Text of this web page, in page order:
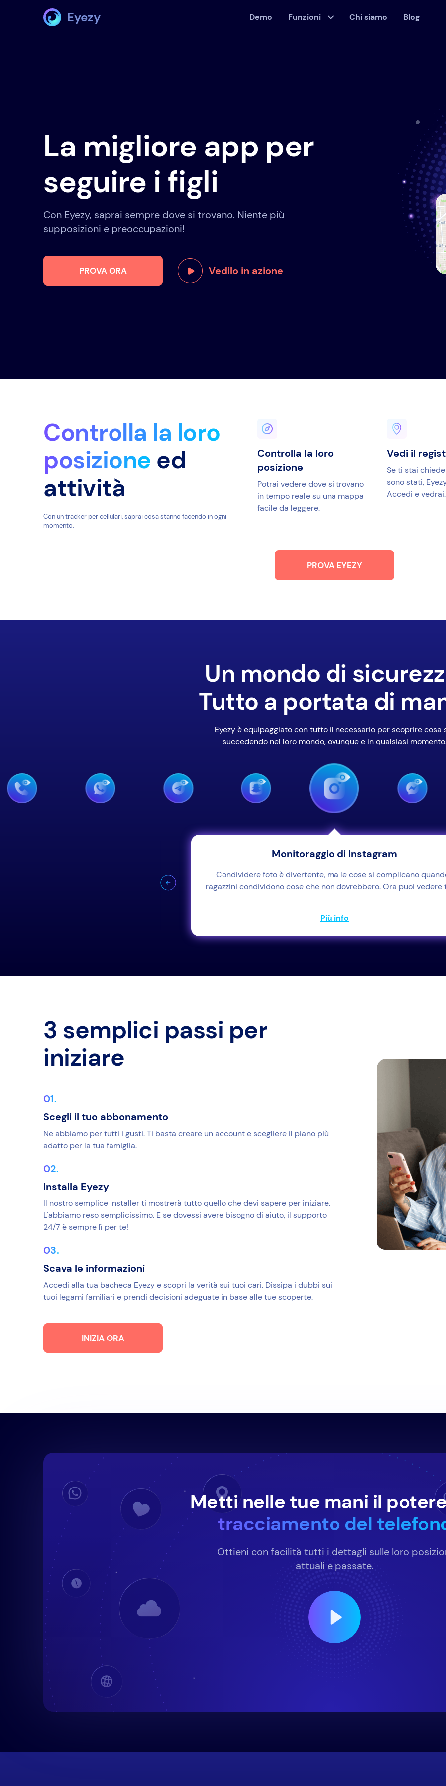
Eyezy Demo Funzioni Chi siamo Blog
La migliore app per
seguire i figli
Con Eyezy, saprai sempre dove si trovano. Niente più
supposizioni e preoccupazioni!
PROVA ORA Vedilo in azione
Controlla la loro
posizione ed
attività
Con un tracker per cellulari, saprai cosa stanno facendo in ogni
momento.
Controlla la loro
posizione
Potrai vedere dove si trovano
in tempo reale su una mappa
facile da leggere.
Vedi il
Se ti stai
sono stati,
Accedi e vedrai.
PROVA EYEZY
Un mondo di
Tutto a portata di
Eyezy è equipaggiato con tutto il necessario per scoprire cosa
succedendo nel loro mondo, ovunque e in qualsiasi momento.
Monitoraggio di Instagram
Condividere foto è divertente, ma le cose si complicano
ragazzini condividono cose che non dovrebbero. Ora puoi vedere
Più info
3 semplici passi per
iniziare
Scegli il tuo abbonamento
Ne abbiamo per tutti i gusti. Ti basta creare un account e scegliere il piano più
adatto per la tua famiglia.
Installa Eyezy
Il nostro semplice installer ti mostrerà tutto quello che devi sapere per iniziare.
L'abbiamo reso semplicissimo. E se dovessi avere bisogno di aiuto, il supporto
24/7 è sempre lì per te!
Scava le informazioni
Accedi alla tua bacheca Eyezy e scopri la verità sui tuoi cari. Dissipa i dubbi sui
tuoi legami familiari e prendi decisioni adeguate in base alle tue scoperte.
INIZIA ORA
Metti nelle tue mani il
tracciamento del
Ottieni con facilità tutti i dettagli sulle loro
attuali e passate.